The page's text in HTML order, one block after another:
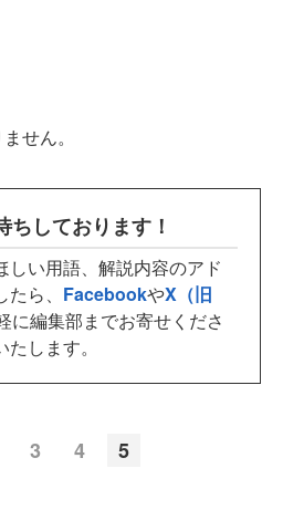
せん。
ちしております！
い用語、解説内容のアド
ら、 FacebookやX（旧
に編集部までお寄せくださ
します。
3 4 5